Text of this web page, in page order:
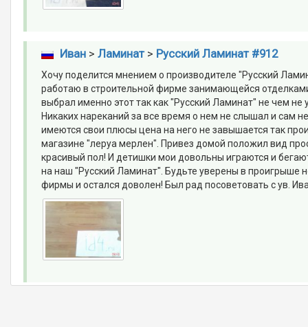
Иван> Ламинат> Русский Ламинат #912
Хочу поделится мнением о производителе "Русский
работаю в строительной фирме занимающейся
выбрал именно этот так как "Русский Ламинат" не чем
Никаких нареканий за все время о нем не слышал и сам
имеются свои плюсы цена на него не завышается так
магазине "леруа мерлен". Привез домой положил вид
красивый пол! И детишки мои довольны играются и
на наш "Русский Ламинат". Будьте уверены в проигрыше
фирмы и остался доволен! Был рад посоветовать с ув.